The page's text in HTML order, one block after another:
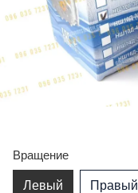
Вращение
Левый Правый